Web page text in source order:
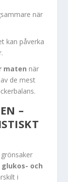
när
kan påverka
maten när
de mest
–
glukos- och
i